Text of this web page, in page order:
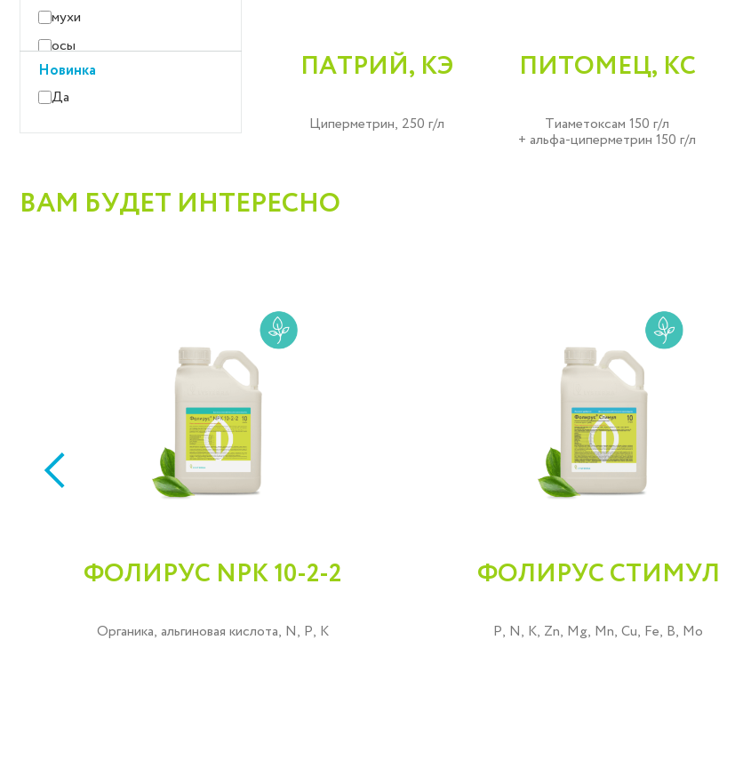
мухи
осы
пьявицы
саранчовые
тли
цикадки
чешуекрылые
Новинка
Да
ПАТРИЙ, КЭ
Циперметрин, 250 г/л
ПИТОМЕЦ, КС
Тиаметоксам 150 г/л
+ альфа-циперметрин 150 г/л
ВАМ БУДЕТ ИНТЕРЕСНО
ФОЛИРУС NPK 10-2-2
Органика, альгиновая кислота, N, P, K
ФОЛИРУС СТИМУЛ
P, N, K, Zn, Mg, Mn, Cu, Fe, B, Mo